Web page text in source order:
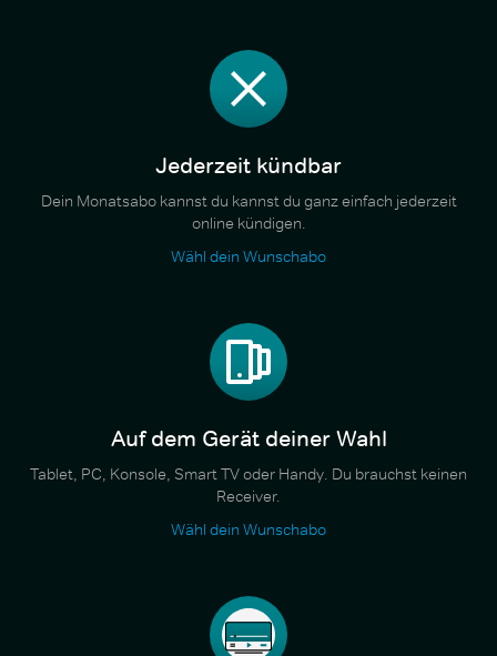
Jederzeit kündbar
Dein Monatsabo kannst du kannst du ganz einfach jederzeit
online kündigen.
Wähl dein Wunschabo
Auf dem Gerät deiner Wahl
Tablet, PC, Konsole, Smart TV oder Handy. Du brauchst keinen
Receiver.
Wähl dein Wunschabo